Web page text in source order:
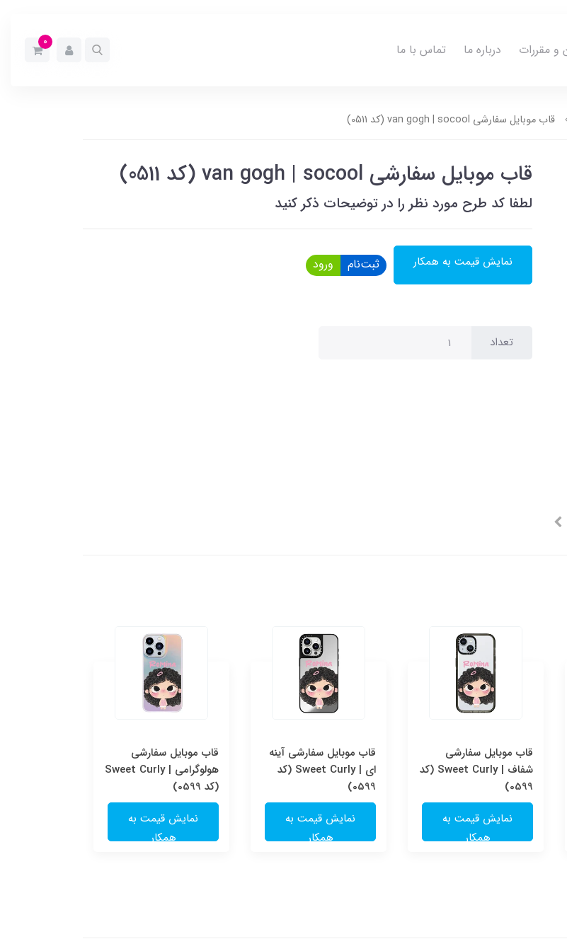
و مقررات درباره ما تماس با ما 0
قاب موبایل سفارشی van gogh | socool (کد 0511)
قاب موبایل سفارشی van gogh | socool (کد 0511)
لطفا کد طرح مورد نظر را در توضیحات ذکر کنید
نمایش قیمت به همکار ثبت‌نام ورود
تعداد
قاب موبایل سفارشی
شفاف | Sweet Curly (کد
0599)
نمایش قیمت به
همکار
قاب موبایل سفارشی آینه
ای | Sweet Curly (کد
0599)
نمایش قیمت به
همکار
قاب موبایل سفارشی
هولوگرامی | Sweet Curly
(کد 0599)
نمایش قیمت به
همکار